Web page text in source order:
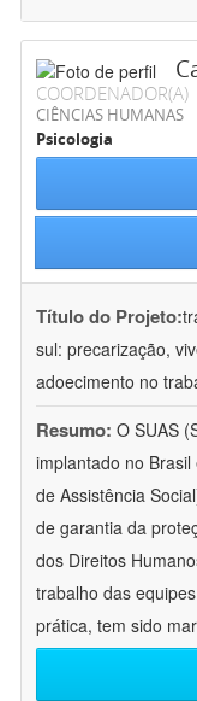
COORDENADOR(A)
CIÊNCIAS HUMANAS
Psicologia
Título do Projeto:
sul: precarização,
adoecimento no
Resumo: O SUAS
implantado no
de Assistência
de garantia da
dos Direitos
trabalho das
prática, tem sido